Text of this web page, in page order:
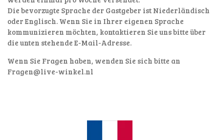
Die bevorzugte Sprache der Gastgeber ist Niederländisch
oder Englisch. Wenn Sie in Ihrer eigenen Sprache
kommunizieren möchten, kontaktieren Sie uns bitte über
die unten stehende E-Mail-Adresse.
Wenn Sie Fragen haben, wenden Sie sich bitte an
Fragen@live-winkel.nl